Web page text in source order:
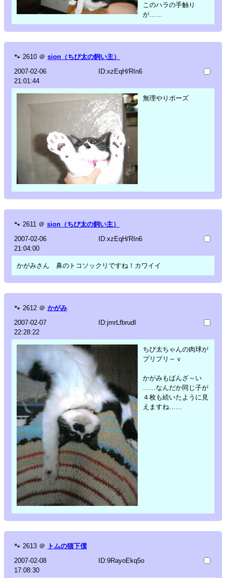
このハラの手触り
が……
🐾 2610 ＠ sion（ちび太の飼い主）
2007-02-06
21:01:44
ID:xzEqH/RIn6
無理やりポーズ
🐾 2611 ＠ sion（ちび太の飼い主）
2007-02-06
21:04:00
ID:xzEqH/RIn6
かがみさん 鼻のトコソックリですね！カワイイ
🐾 2612 ＠ かがみ
2007-02-07
22:28:22
ID:jmrLfbrudI
ちび太ちゃんの肉球が
プリプリ～ｖ
かがみもばんざ～い
……なんだか同じ子が
４枚も続いたように見
えますね……
🐾 2613 ＠ トムの猫下僕
2007-02-08
17:08:30
ID:9RayoEkq5o